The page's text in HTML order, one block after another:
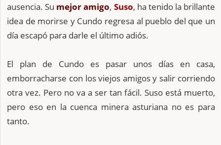
ausencia. Su mejor amigo, Suso, ha tenido la brillante
idea de morirse y Cundo regresa al pueblo del que un
día escapó para darle el último adiós.
El plan de Cundo es pasar unos días en casa,
emborracharse con los viejos amigos y salir corriendo
otra vez. Pero no va a ser tan fácil. Suso está muerto,
pero eso en la cuenca minera asturiana no es para
tanto.